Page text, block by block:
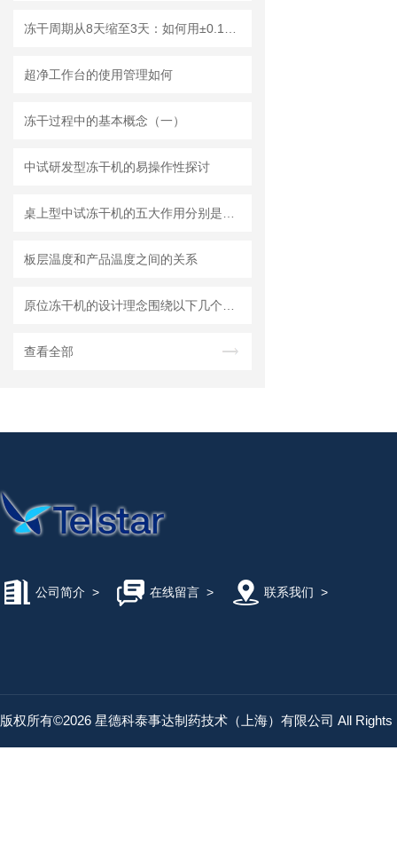
超净工作台的使用管理如何
冻干过程中的基本概念（一）
中试研发型冻干机的易操作性探讨
板层温度和产品温度之间的关系
查看全部
公司简介 > 在线留言> 联系我们 >
版权所有©2026 星德科泰事达制药技术（上海）有限公司 All